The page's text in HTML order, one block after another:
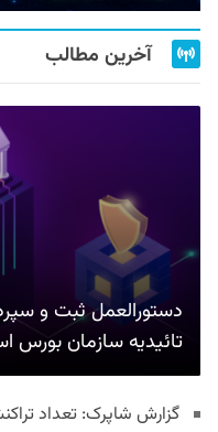
آخرین مطالب
دستورالعمل ثبت و
تائیدیه سازمان بورس